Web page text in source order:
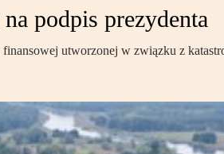
podpis prezydenta
utworzonej w związku z